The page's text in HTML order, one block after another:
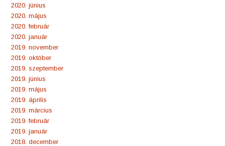
2020. június
2020. május
2020. február
2020. január
2019. november
2019. október
2019. szeptember
2019. június
2019. május
2019. április
2019. március
2019. február
2019. január
2018. december